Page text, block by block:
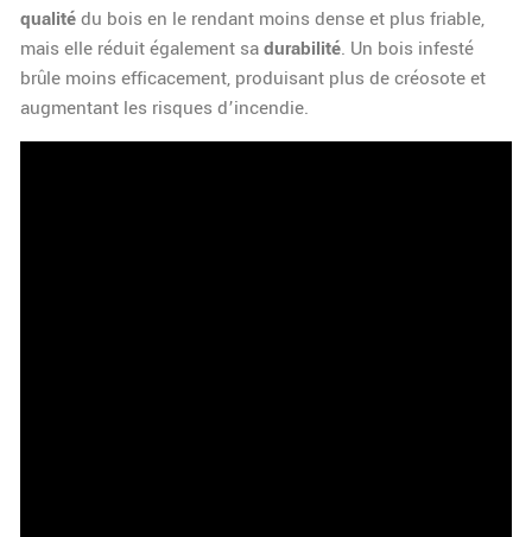
qualitédu bois en le rendant moins dense et plus friable,
mais elle réduit également sadurabilité. Un bois infesté
brûle moins efficacement, produisant plus de créosote et
augmentant les risques d’incendie.